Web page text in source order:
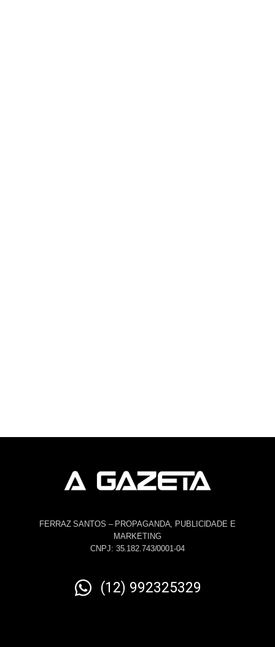
FERRAZ SANTOS – PROPAGANDA, PUBLICIDADE E
MARKETING
CNPJ: 35.182.743/0001-04
(12) 992325329